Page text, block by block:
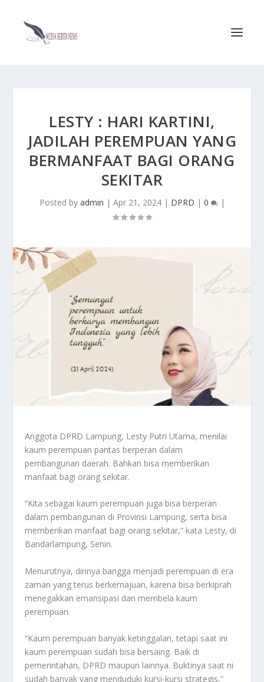
LESTY : HARI KARTINI,
JADILAH PEREMPUAN YANG
BERMANFAAT BAGI ORANG
SEKITAR
Posted by admin | Apr 21, 2024| DPRD | 0 |
Anggota DPRD Lampung, Lesty Putri Utama, menilai
kaum perempuan pantas berperan dalam
pembangunan daerah. Bahkan bisa memberikan
manfaat bagi orang sekitar.
“Kita sebagai kaum perempuan juga bisa berperan
dalam pembangunan di Provinsi Lampung, serta bisa
memberikan manfaat bagi orang sekitar,” kata Lesty, di
Bandarlampung, Senin.
Menurutnya, dirinya bangga menjadi perempuan di era
zaman yang terus berkemajuan, karena bisa berkiprah
menegakkan emansipasi dan membela kaum
perempuan.
“Kaum perempuan banyak ketinggalan, tetapi saat ini
kaum perempuan sudah bisa bersaing. Baik di
pemerintahan, DPRD maupun lainnya. Buktinya saat ni
sudah banyak yang menduduki kursi-kursi strategis,”